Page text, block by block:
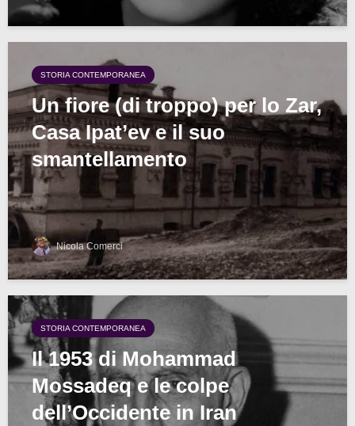
STORIA CONTEMPORANEA
Un fiore (di troppo) per lo Zar,
Casa Ipat’ev e il suo
smantellamento
Nicola Comerci
STORIA CONTEMPORANEA
Il 1953 di Mohammad
Mossadeq e le colpe
dell’Occidente in Iran